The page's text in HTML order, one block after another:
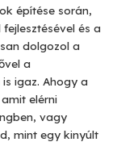
építése során,
és a
dolgozol a
a
igaz. Ahogy a
elérni
vagy
mint egy kinyúlt